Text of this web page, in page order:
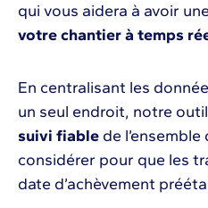
qui vous aidera à avoir une
votre chantier à temps
En centralisant les
un seul endroit, notre
suivi fiable de
considérer pour que les
date d’achèvement